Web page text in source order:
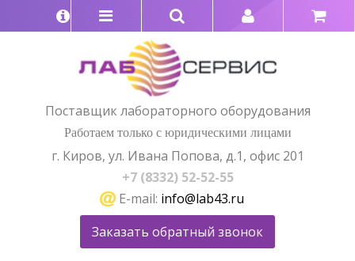
Поставщик лабораторного оборудования
Работаем только с юридическими лицами
г. Киров, ул. Ивана Попова, д.1, офис 201
+7 (8332) 52-52-55
E-mail: info@lab43.ru
Заказать обратный звонок